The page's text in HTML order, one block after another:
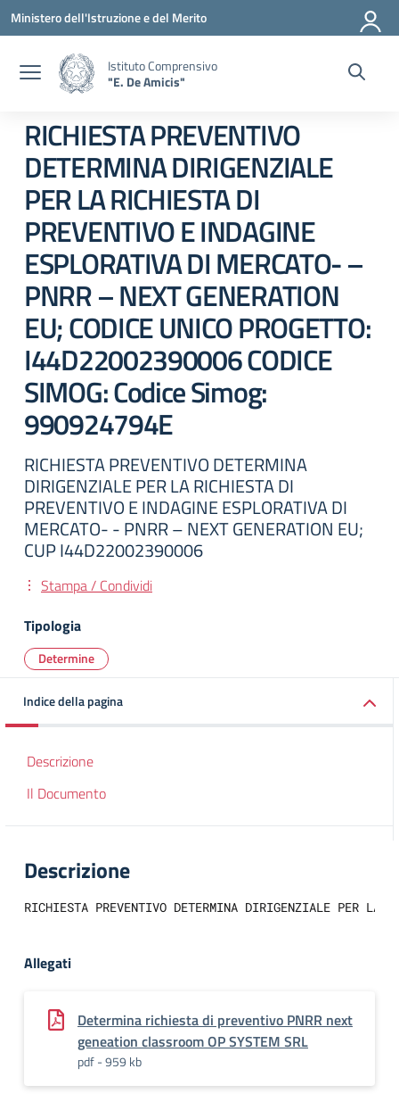
Vai ai contenuti
Vai al menu di navigazione
Vai al footer
Ministero dell'Istruzione e del Merito
Istituto Comprensivo
"E. De Amicis"
RICHIESTA PREVENTIVO
DETERMINA DIRIGENZIALE
PER LA RICHIESTA DI
PREVENTIVO E INDAGINE
ESPLORATIVA DI MERCATO- –
PNRR – NEXT GENERATION
EU; CODICE UNICO PROGETTO:
I44D22002390006 CODICE
SIMOG: Codice Simog:
990924794E
RICHIESTA PREVENTIVO DETERMINA
DIRIGENZIALE PER LA RICHIESTA DI
PREVENTIVO E INDAGINE ESPLORATIVA DI
MERCATO- - PNRR – NEXT GENERATION EU;
CUP I44D22002390006
Stampa / Condividi
Tipologia
Determine
Indice della pagina
Descrizione
Il Documento
Descrizione
RICHIESTA PREVENTIVO DETERMINA DIRIGENZIALE PER
Allegati
Determina richiesta di preventivo PNRR next
geneation classroom OP SYSTEM SRL
pdf - 959 kb